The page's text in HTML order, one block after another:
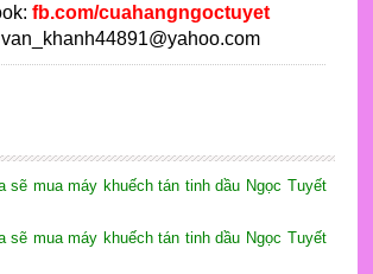
fb.com/cuahangngoctuyet
sẽ mua máy khuếch tán tinh dầu Ngọc Tuyết
sẽ mua máy khuếch tán tinh dầu Ngọc Tuyết